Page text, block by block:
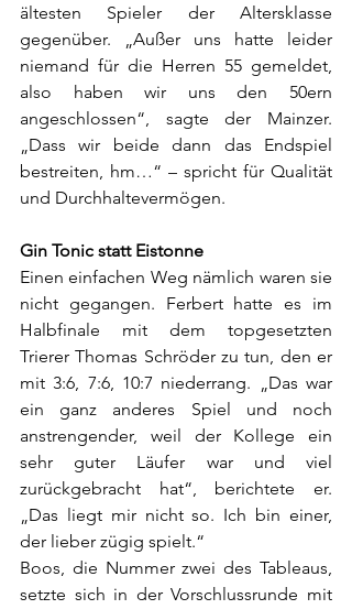
ältesten Spieler der Altersklasse
gegenüber. „Außer uns hatte leider
niemand für die Herren 55 gemeldet,
also haben wir uns den 50ern
angeschlossen“, sagte der Mainzer.
„Dass wir beide dann das Endspiel
bestreiten, hm…“ – spricht für Qualität
und Durchhaltevermögen.
Gin Tonic statt Eistonne
Einen einfachen Weg nämlich waren sie
nicht gegangen. Ferbert hatte es im
Halbfinale mit dem topgesetzten
Trierer Thomas Schröder zu tun, den er
mit 3:6, 7:6, 10:7 niederrang. „Das war
ein ganz anderes Spiel und noch
anstrengender, weil der Kollege ein
sehr guter Läufer war und viel
zurückgebracht hat“, berichtete er.
„Das liegt mir nicht so. Ich bin einer,
der lieber zügig spielt.“
Boos, die Nummer zwei des Tableaus,
setzte sich in der Vorschlussrunde mit